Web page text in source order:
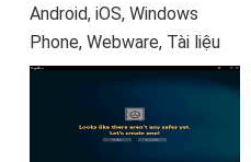
Android, iOS, Windows
Phone, Webware, Tài liệu